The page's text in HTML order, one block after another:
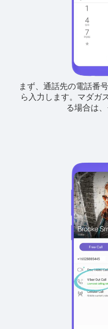
まず、通話先の電話番
ら入力します。 マダガ
る場合は、